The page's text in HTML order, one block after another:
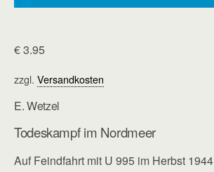
€3.95
zzgl. Versandkosten
E. Wetzel
Todeskampf im Nordmeer
Auf Feindfahrt mit U 995 im Herbst 1944